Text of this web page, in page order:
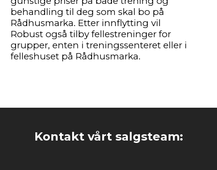
behandling til deg som skal bo på
Rådhusmarka. Etter innflytting vil
Robust også tilby fellestreninger for
grupper, enten i treningssenteret eller i
felleshuset på Rådhusmarka.
Kontakt vårt salgsteam: